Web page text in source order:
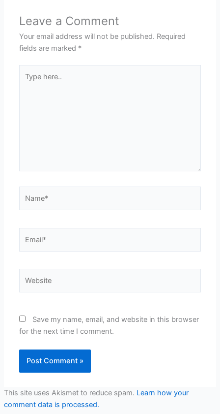
Leave a Comment
Your email address will not be published. Required
fields are marked *
here..
Save my name, email, and website in this browser
for the next time I comment.
This site uses Akismet to reduce spam. Learn how your
comment data is processed.